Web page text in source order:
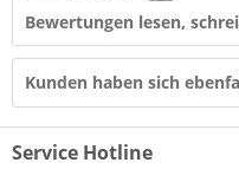
Bewertungen lesen,
Kunden haben sich
Service Hotline